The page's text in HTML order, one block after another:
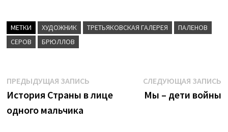
МЕТКИ ХУДОЖНИК ТРЕТЬЯКОВСКАЯ ГАЛЕРЕЯ
ПАЛЕНОВ
СЕРОВ
БРЮЛЛОВ
Навигация
по
записям
ПРЕДЫДУЩАЯ ЗАПИСЬ
запись:
История Страны в лице
одного мальчика
СЛЕДУЮЩАЯ ЗАПИСЬ
Мы – дети войны